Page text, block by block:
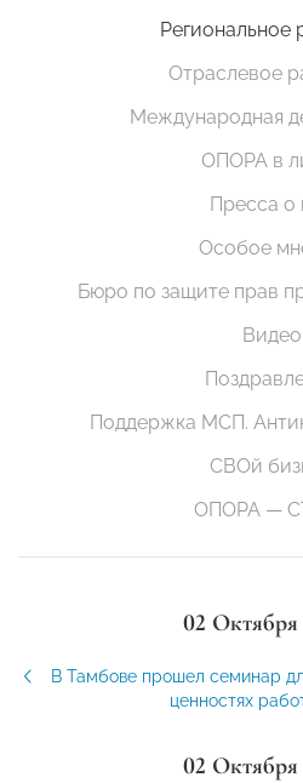
Региональное
Отраслевое
Международная
ОПОРА в
Пресса о
Особое
Бюро по защите прав
Видео
Поддержка МСП.
СВОй
ОПОРА —
02 Октября
В Тамбове прошел семинар
ценностях
02 Октября